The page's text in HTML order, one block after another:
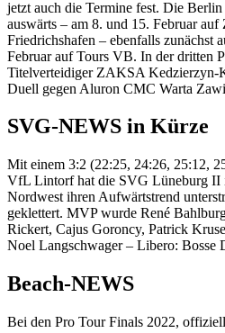
jetzt auch die Termine fest. Die
auswärts – am 8. und 15. Februar
Friedrichshafen – ebenfalls zunächst
Februar auf Tours VB. In der dritten
Titelverteidiger ZAKSA Kedzierzyn-
Duell gegen Aluron CMC Warta
SVG-NEWS in Kürze
Mit einem 3:2 (22:25, 24:26, 25:12,
VfL Lintorf hat die SVG Lüneburg II
Nordwest ihren Aufwärtstrend
geklettert. MVP wurde René
Rickert, Cajus Goroncy, Patrick
Noel Langschwager – Libero: Bosse
Beach-NEWS
Bei den Pro Tour Finals 2022,